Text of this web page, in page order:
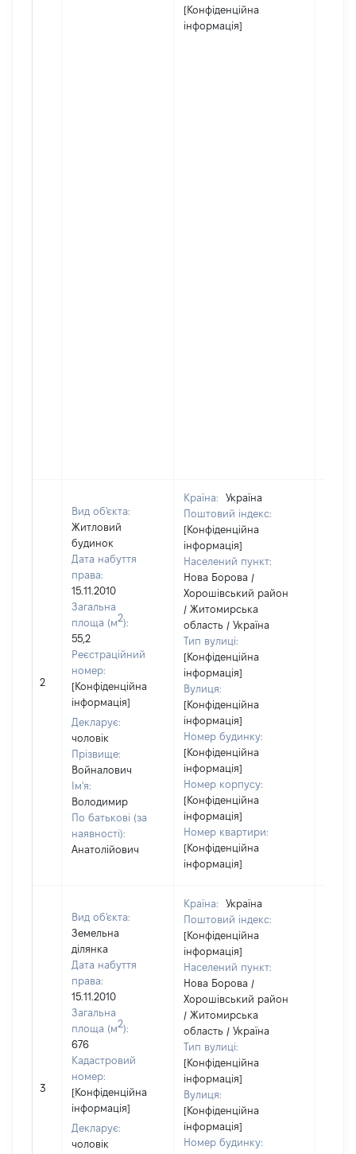
[Конфіденційна
інформація]
2
Вид об'єкта:
Житловий
будинок
Дата набуття
права:
15.11.2010
Загальна
площа (м2):
55,2
Реєстраційний
номер:
[Конфіденційна
інформація]
Декларує:
чоловік
Прізвище:
Войналович
Ім'я:
Володимир
По батькові (за
наявності):
Анатолійович
Країна:
Україна
Поштовий індекс:
[Конфіденційна
інформація]
Населений пункт:
Нова Борова /
Хорошівський район
/ Житомирська
область / Україна
Тип вулиці:
[Конфіденційна
інформація]
Вулиця:
[Конфіденційна
інформація]
Номер будинку:
[Конфіденційна
інформація]
Номер корпусу:
[Конфіденційна
інформація]
Номер квартири:
[Конфіденційна
інформація]
3
Вид об'єкта:
Земельна
ділянка
Дата набуття
права:
15.11.2010
Загальна
площа (м2):
676
Кадастровий
номер:
[Конфіденційна
інформація]
Декларує:
чоловік
Країна:
Україна
Поштовий індекс:
[Конфіденційна
інформація]
Населений пункт:
Нова Борова /
Хорошівський район
/ Житомирська
область / Україна
Тип вулиці:
[Конфіденційна
інформація]
Вулиця:
[Конфіденційна
інформація]
Номер будинку: